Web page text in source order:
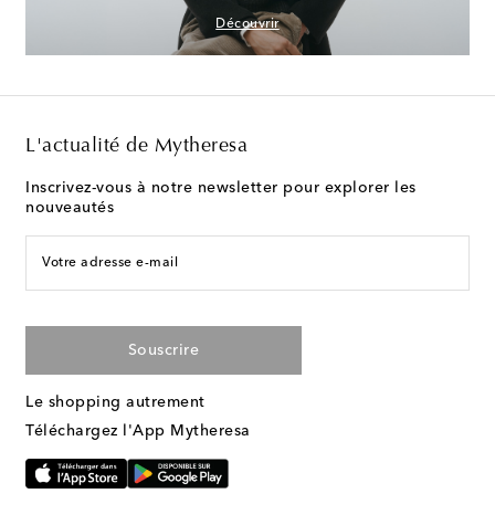
Découvrir
L'actualité de Mytheresa
Inscrivez-vous à notre newsletter pour explorer les
nouveautés
Votre adresse e-mail
Souscrire
Le shopping autrement
Téléchargez l'App Mytheresa